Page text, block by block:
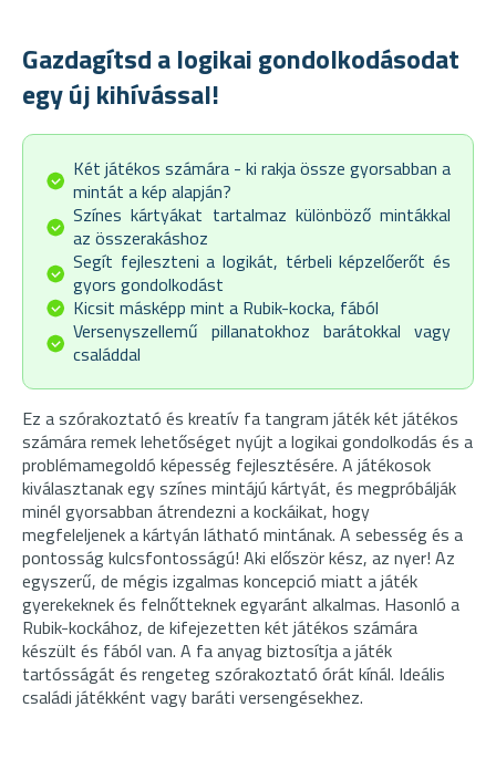
Gazdagítsd a logikai gondolkodásodat
egy új kihívással!
Két játékos számára - ki rakja össze gyorsabban a
mintát a kép alapján?
Színes kártyákat tartalmaz különböző mintákkal
az összerakáshoz
Segít fejleszteni a logikát, térbeli képzelőerőt és
gyors gondolkodást
Kicsit másképp mint a Rubik-kocka, fából
Versenyszellemű pillanatokhoz barátokkal vagy
családdal
Ez a szórakoztató és kreatív fa tangram játék két játékos
számára remek lehetőséget nyújt a logikai gondolkodás és a
problémamegoldó képesség fejlesztésére. A játékosok
kiválasztanak egy színes mintájú kártyát, és megpróbálják
minél gyorsabban átrendezni a kockáikat, hogy
megfeleljenek a kártyán látható mintának. A sebesség és a
pontosság kulcsfontosságú! Aki először kész, az nyer! Az
egyszerű, de mégis izgalmas koncepció miatt a játék
gyerekeknek és felnőtteknek egyaránt alkalmas. Hasonló a
Rubik-kockához, de kifejezetten két játékos számára
készült és fából van. A fa anyag biztosítja a játék
tartósságát és rengeteg szórakoztató órát kínál. Ideális
családi játékként vagy baráti versengésekhez.